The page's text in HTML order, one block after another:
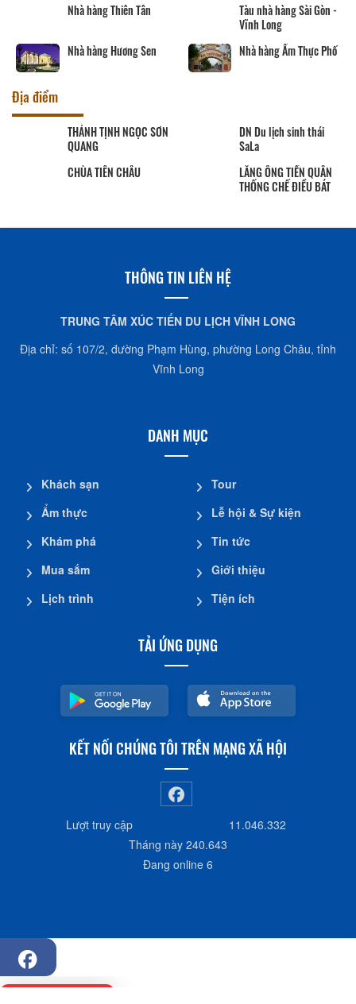
Nhà hàng Thiên Tân
Tàu nhà hàng Sài Gòn -
Vĩnh Long
Nhà hàng Hương Sen
Nhà hàng Ẩm Thực Phố
Địa điểm
THÁNH TỊNH NGỌC SƠN
QUANG
DN Du lịch sinh thái
SaLa
CHÙA TIÊN CHÂU
LĂNG ÔNG TIỀN QUÂN
THỐNG CHẾ ĐIỀU BÁT
THÔNG TIN LIÊN HỆ
Địa chỉ: số 107/2, đường Phạm Hùng, phường Long Châu, tỉnh
DANH MỤC
TẢI ỨNG DỤNG
KẾT NỐI CHÚNG TÔI TRÊN MẠNG XÃ HỘI
Lượt truy cập
Tháng này 240.643